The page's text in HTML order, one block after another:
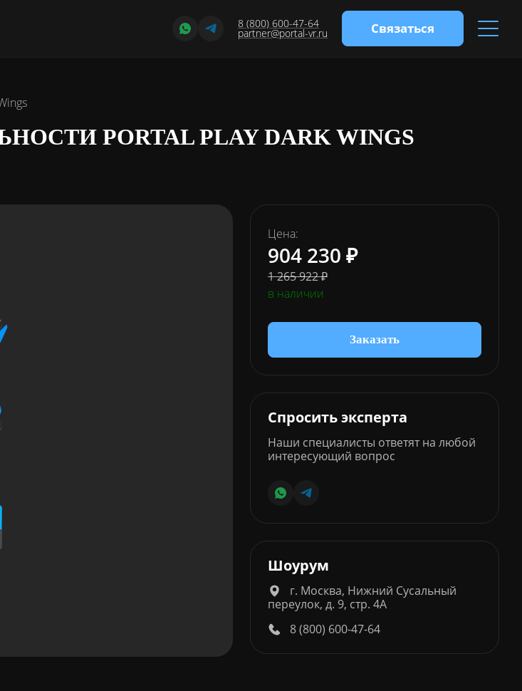
8 (800) 600-47-64
partner@portal-vr.ru Связаться
PORTAL PLAY DARK WINGS
Цена:
904 230 ₽
1 265 922 ₽
в наличии
Заказать
Спросить эксперта
Наши специалисты ответят на любой
интересующий вопрос
Шоурум
г. Москва, Нижний Сусальный
переулок, д. 9, стр. 4А
8 (800) 600-47-64